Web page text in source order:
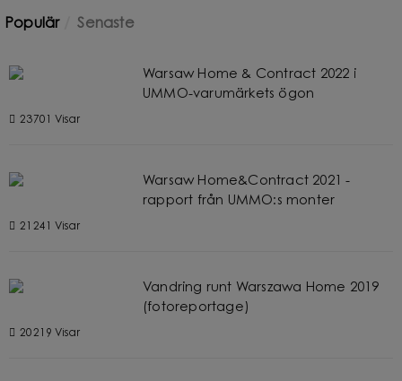
Populär Senaste
Warsaw Home & Contract 2022 i
UMMO-varumärkets ögon
23701 Visar
Warsaw Home&Contract 2021 -
rapport från UMMO:s monter
21241 Visar
Vandring runt Warszawa Home 2019
(fotoreportage)
20219 Visar